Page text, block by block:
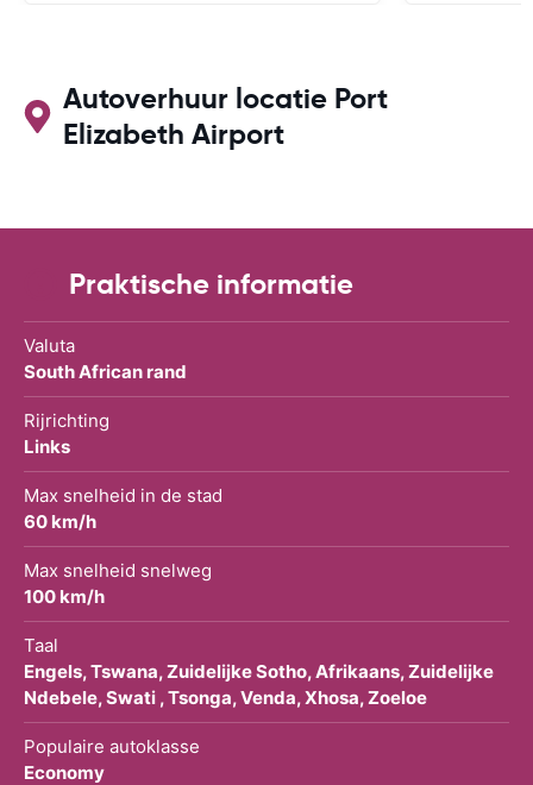
Autoverhuur locatie Port
Elizabeth Airport
Praktische informatie
Valuta
South African rand
Rijrichting
Links
Max snelheid in de stad
60 km/h
Max snelheid snelweg
100 km/h
Taal
Engels, Tswana, Zuidelijke Sotho, Afrikaans, Zuidelijke
Ndebele, Swati , Tsonga, Venda, Xhosa, Zoeloe
Populaire autoklasse
Economy